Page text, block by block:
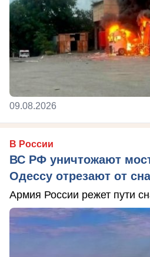
09.08.2026
В России
ВС РФ уничтожают
Одессу отрезают от
Армия России режет пути